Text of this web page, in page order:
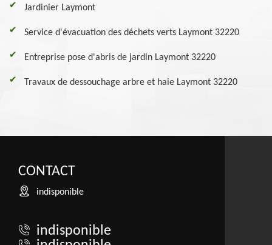
Jardinier Laymont
Service d'évacuation des déchets verts Laymont 32220
Entreprise pose d'abris de jardin Laymont 32220
Travaux de dessouchage arbre et haie Laymont 32220
CONTACT
indisponible
indisponible